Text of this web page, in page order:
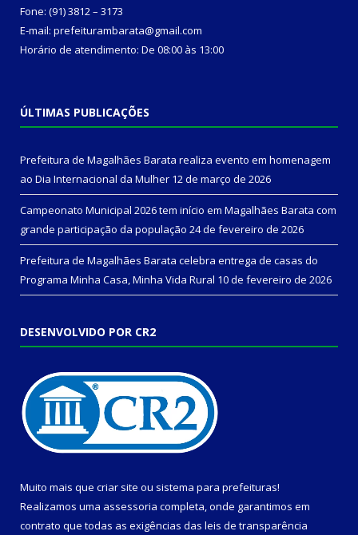
Fone: (91) 3812 – 3173
E-mail: prefeiturambarata@gmail.com
Horário de atendimento: De 08:00 às 13:00
ÚLTIMAS PUBLICAÇÕES
Prefeitura de Magalhães Barata realiza evento em homenagem
ao Dia Internacional da Mulher 12 de março de 2026
Campeonato Municipal 2026 tem início em Magalhães Barata com
grande participação da população 24 de fevereiro de 2026
Prefeitura de Magalhães Barata celebra entrega de casas do
Programa Minha Casa, Minha Vida Rural 10 de fevereiro de 2026
DESENVOLVIDO POR CR2
Muito mais que criar site ou sistema para prefeituras!
Realizamos uma assessoria completa, onde garantimos em
contrato que todas as exigências das leis de transparência